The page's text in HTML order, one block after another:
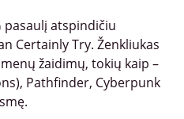
pasaulį atspindičiu
Certainly Try. Ženkliukas
žaidimų, tokių kaip –
Pathfinder, Cyberpunk